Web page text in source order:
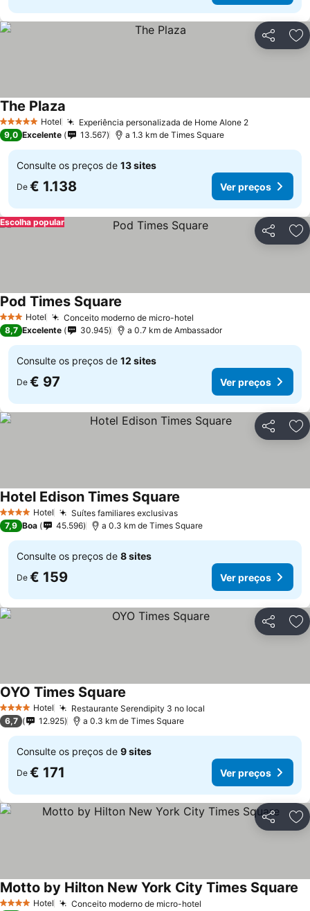
Partilhar
5 Estrelas Hotel Experiência personalizada de Home Alone 2
The Plaza
9,0 Excelente 13.567 a 1.3 km de Times Square
Consulte os preços de 13 sites
De € 1.138 Ver preços
Partilhar
Escolha popular
3 EstrelasHotel Conceito moderno de micro-hotel
Pod Times Square
8,7 Excelente 30.945 a 0.7 km de Ambassador
Consulte os preços de 12 sites
De € 97 Ver preços
Partilhar
4 EstrelasHotel Suítes familiares exclusivas
Hotel Edison Times Square
7,9 Boa 45.596 a 0.3 km de Times Square
Consulte os preços de 8 sites
De € 159 Ver preços
Partilhar
4 EstrelasHotel Restaurante Serendipity 3 no local
OYO Times Square
6,7 12.925 a 0.3 km de Times Square
Consulte os preços de 9 sites
De € 171 Ver preços
Partilhar
4 EstrelasHotel Conceito moderno de micro-hotel
Motto by Hilton New York City Times Square